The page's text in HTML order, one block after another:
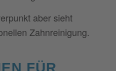
aber sieht
Zahnreinigung.
FÜR